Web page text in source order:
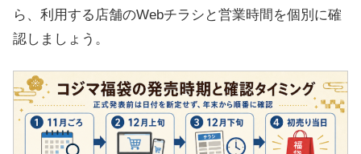
ら、利用する店舗のWebチラシと営業時間を個別に確
認しましょう。